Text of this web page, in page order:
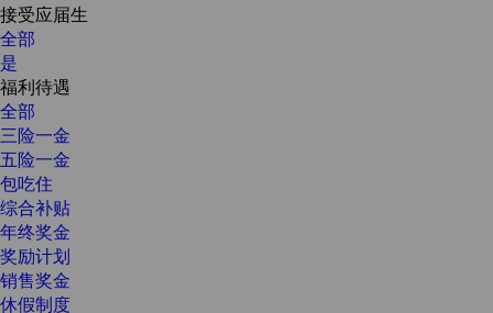
接受应届生
全部
是
福利待遇
全部
三险一金
五险一金
包吃住
综合补贴
年终奖金
奖励计划
销售奖金
休假制度